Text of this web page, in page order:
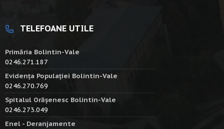
TELEFOANE UTILE
Primăria Bolintin-Vale
0246.271.187
Evidența Populației Bolintin-Vale
0246.270.769
Spitalul Orășenesc Bolintin-Vale
0246.273.049
Enel - Deranjamente